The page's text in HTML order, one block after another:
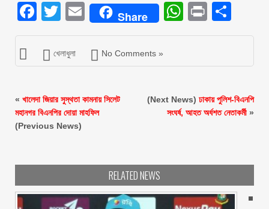
Facebook
Twitter
EmailShare Print
খেলাধুলা No Comments »
« খালেদা জিয়ার সুস্থতা কামনায় সিলেট
মহানগর বিএনপির দোয়া মাহফিল
(Previous News)
(Next News) ঢাকায় পুলিশ-বিএনপি
সংঘর্ষ, আহত অর্ধশত নেতাকর্মী »
RELATED NEWS